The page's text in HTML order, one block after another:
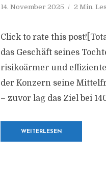
14. November 2025 2 Min.
Click to rate this
das Geschäft seines
risikoärmer und
der Konzern seine
– zuvor lag das Ziel bei
WEITERLESEN